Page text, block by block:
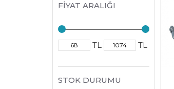
FIYAT ARALIĞI
TL TL
STOK DURUMU